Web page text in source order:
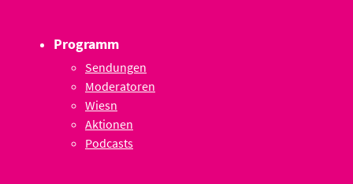
Programm
Sendungen
Moderatoren
Wiesn
Aktionen
Podcasts